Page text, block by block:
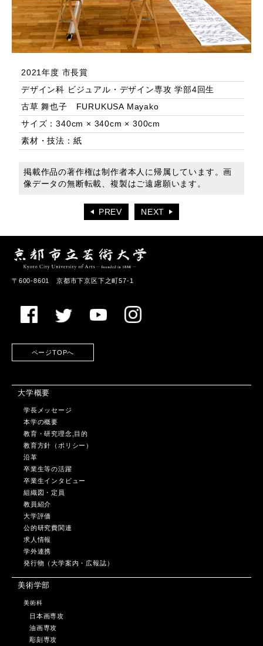
2021年度 市長賞
デザイン科 ビジュアル・デザイン専攻 学部4回生
古草 舞也子 FURUKUSA Mayako
サイズ：340cm × 340cm × 300cm
素材・技法：紙
掲載作品の著作権は制作者本人に帰属しています。画
像データの無断転載、複製はご遠慮願います。
PREV NEXT
〒600-8601 京都市下京区下之町57-1
ページTOPへ
大学概要
学長メッセージ
本学の概要
教育・研究理念,目的
教育方針（ポリシー）
沿革
卒業生等の活躍
卒業生インタビュー
組織図・定員
教員紹介
大学評価
公的研究費関連
求人情報
学外連携
発行物（大学案内・広報誌）
美術学部
美術科
日本画専攻
油画専攻
彫刻専攻